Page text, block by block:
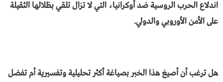
اندلاع الحرب الروسية ضد أوكرانيا، التي لا تزال تلقي بظلالها الثقيلة
على الأمن الأوروبي والدولي.
هل ترغب أن أصيغ هذا الخبر بصياغة أكثر تحليلية وتفسيرية أم تفضل